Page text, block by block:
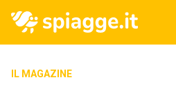
IL MAGAZINE